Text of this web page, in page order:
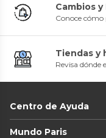
Cambios
Conoce cómo
Tiendas y
Revisa dónde
Centro de Ayuda
Mundo Paris